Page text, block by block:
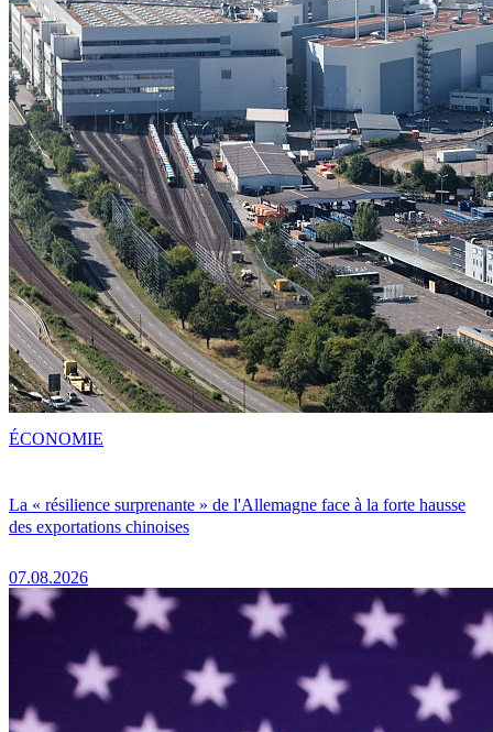
La « résilience surprenante » de l'Allemagne face à la forte hausse
des exportations chinoises
07.08.2026
ÉCONOMIE